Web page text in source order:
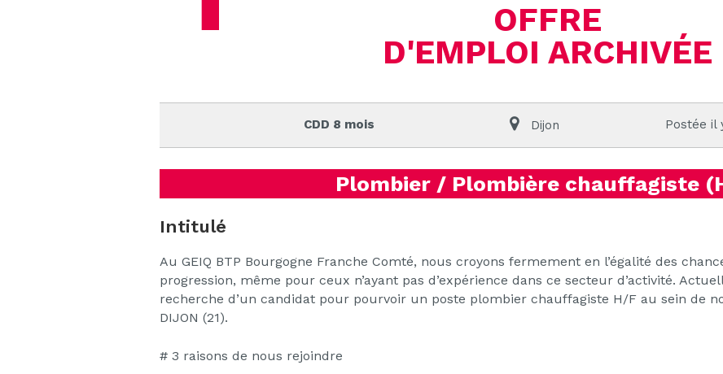
OFFRE
D'EMPLOI ARCHIVÉE
CDD 8 mois Dijon Postée il
Plombier / Plombière chauffagiste
Intitulé
Au GEIQ BTP Bourgogne Franche Comté, nous croyons fermement en l’égalité des
progression, même pour ceux n’ayant pas d’expérience dans ce secteur d’activité.
recherche d’un candidat pour pourvoir un poste plombier chauffagiste H/F au sein de
DIJON (21).
# 3 raisons de nous rejoindre